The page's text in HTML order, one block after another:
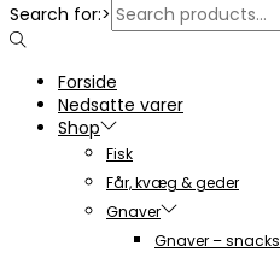
Search for:>
Forside
Nedsatte varer
Shop
Fisk
Får, kvæg & geder
Gnaver
Gnaver – snacks